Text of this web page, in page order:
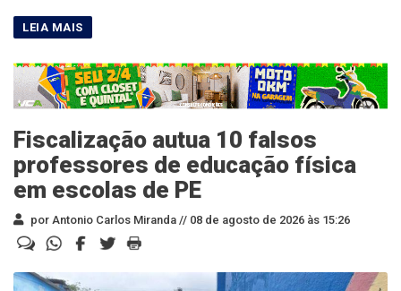
Fiscalização autua 10 falsos
professores de educação física
em escolas de PE
por Antonio Carlos Miranda // 08 de agosto de 2026 às 15:26